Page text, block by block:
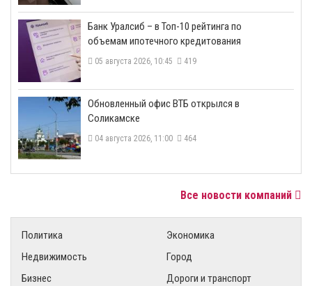
​Банк Уралсиб – в Топ-10 рейтинга по
объемам ипотечного кредитования
05 августа 2026, 10:45 419
​Обновленный офис ВТБ открылся в
Соликамске
04 августа 2026, 11:00 464
Все новости компаний
Политика
Экономика
Недвижимость
Город
Бизнес
Дороги и транспорт